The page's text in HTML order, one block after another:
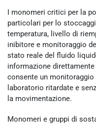
I monomeri critici per la
particolari per lo
temperatura, livello di
inibitore e monitoraggio
stato reale del fluido
informazione
consente un
laboratorio ritardate e
la movimentazione.
Monomeri e gruppi di